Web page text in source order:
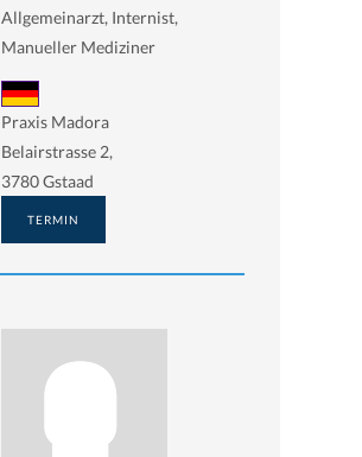
Allgemeinarzt, Internist,
Manueller Mediziner
Praxis Madora
Belairstrasse 2,
3780 Gstaad
TERMIN